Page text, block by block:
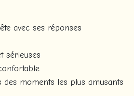
avec ses réponses
sérieuses
des moments les plus amusants